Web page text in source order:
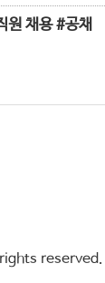
원 채용 #공채
reserved.